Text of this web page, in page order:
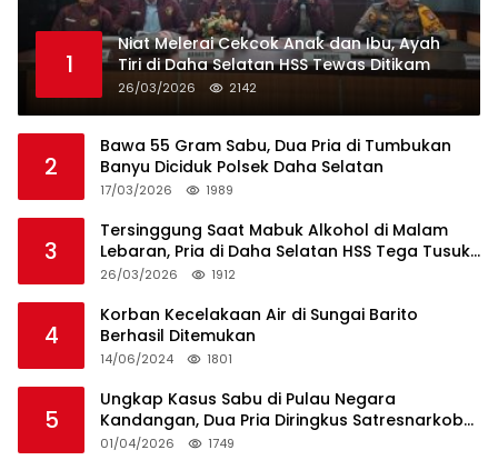
1
Niat Melerai Cekcok Anak dan Ibu, Ayah
Tiri di Daha Selatan HSS Tewas Ditikam
26/03/2026 2142
2
Bawa 55 Gram Sabu, Dua Pria di Tumbukan
Banyu Diciduk Polsek Daha Selatan
17/03/2026 1989
3
Tersinggung Saat Mabuk Alkohol di Malam
Lebaran, Pria di Daha Selatan HSS Tega Tusuk
Teman Sendiri
26/03/2026 1912
4
Korban Kecelakaan Air di Sungai Barito
Berhasil Ditemukan
14/06/2024 1801
5
Ungkap Kasus Sabu di Pulau Negara
Kandangan, Dua Pria Diringkus Satresnarkoba
HSS
01/04/2026 1749